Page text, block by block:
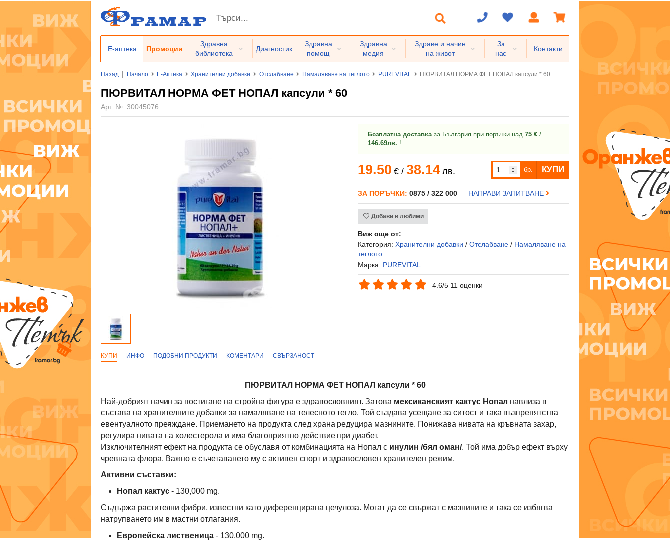
Е-аптека Промоции
Здравна
библиотека
Диагностик
Здравна
помощ
Здравна
медия
Здраве и начин
на живот
За
нас
Контакти
Назад | Начало Е-Аптека Хранителни добавки Отслабване Намаляване на теглото PUREVITAL ПЮРВИТАЛ НОРМА ФЕТ НОПАЛ капсули * 60
ПЮРВИТАЛ НОРМА ФЕТ НОПАЛ капсули * 60
Арт. №: 30045076
Безплатна доставказа България при поръчки над 75 € /
146.69лв. !
19.50 €/ 38.14 лв. бр. КУПИ
ЗА ПОРЪЧКИ: 0875 / 322 000 НАПРАВИ ЗАПИТВАНЕ
Добави в любими
Виж още от:
Категория:Хранителни добавки /Отслабване / Намаляване на
теглото
Марка: PUREVITAL
4.6/5 11 оценки
КУПИ ИНФО ПОДОБНИ ПРОДУКТИ КОМЕНТАРИ СВЪРЗАНОСТ
ПЮРВИТАЛ НОРМА ФЕТ НОПАЛ капсули * 60
Най-добрият начин за постигане на стройна фигура е здравословният. Затова мексиканският кактус Нопал навлиза в
състава на хранителните добавки за намаляване на телесното тегло. Той създава усещане за ситост и така възпрепятства
евентуалното преяждане. Приемането на продукта след храна редуцира мазнините. Понижава нивата на кръвната захар,
регулира нивата на холестерола и има благоприятно действие при диабет.
Изключителният ефект на продукта се обуславя от комбинацията на Нопал с инулин /бял оман/. Той има добър ефект върху
чревната флора. Важно е съчетаването му с активен спорт и здравословен хранителен режим.
Активни съставки:
Нопал кактус- 130,000 mg.
Съдържа растителни фибри, известни като диференцирана целулоза. Могат да се свържат с мазнините и така се избягва
натрупването им в мастни отлагания.
Европейска лиственица- 130,000 mg.